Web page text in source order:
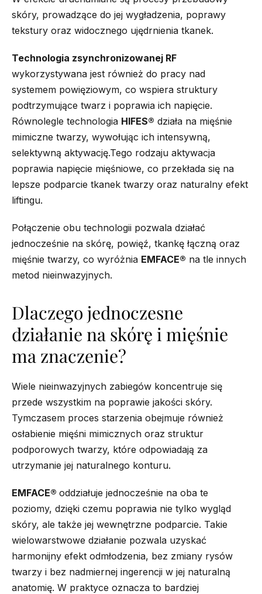
skóry, prowadzące do jej wygładzenia, poprawy
tekstury oraz widocznego ujędrnienia tkanek.
Technologia zsynchronizowanej RF
wykorzystywana jest również do pracy nad
systemem powięziowym, co wspiera struktury
podtrzymujące twarz i poprawia ich napięcie.
Równolegle technologia HIFES® działa na mięśnie
mimiczne twarzy, wywołując ich intensywną,
selektywną aktywację.Tego rodzaju aktywacja
poprawia napięcie mięśniowe, co przekłada się na
lepsze podparcie tkanek twarzy oraz naturalny efekt
liftingu.
Połączenie obu technologii pozwala działać
jednocześnie na skórę, powięź, tkankę łączną oraz
mięśnie twarzy, co wyróżnia EMFACE® na tle innych
metod nieinwazyjnych.
Dlaczego jednoczesne
działanie na skórę i mięśnie
ma znaczenie?
Wiele nieinwazyjnych zabiegów koncentruje się
przede wszystkim na poprawie jakości skóry.
Tymczasem proces starzenia obejmuje również
osłabienie mięśni mimicznych oraz struktur
podporowych twarzy, które odpowiadają za
utrzymanie jej naturalnego konturu.
EMFACE® oddziałuje jednocześnie na oba te
poziomy, dzięki czemu poprawia nie tylko wygląd
skóry, ale także jej wewnętrzne podparcie. Takie
wielowarstwowe działanie pozwala uzyskać
harmonijny efekt odmłodzenia, bez zmiany rysów
twarzy i bez nadmiernej ingerencji w jej naturalną
anatomię. W praktyce oznacza to bardziej